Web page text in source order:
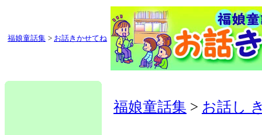
福娘童話集 > お話きかせてね
福娘童話集 > お話し